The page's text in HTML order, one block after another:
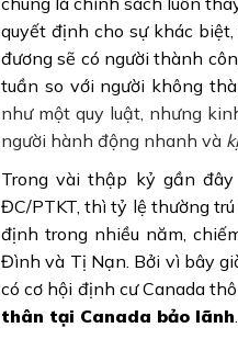
quyết định cho sự khác
đương sẽ có người thành
tuần so với người không
như một quy luật, nhưng
người hành động nhanh và
Trong vài thập kỷ gần
ĐC/PTKT, thì tỷ lệ thường
định trong nhiều năm,
Đình và Tị Nạn. Bởi vì bây
có cơ hội định cư Canada
thân tại Canada bảo lãnh